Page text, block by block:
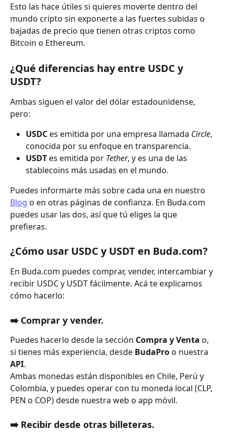
Esto las hace útiles si quieres moverte dentro del
mundo cripto sin exponerte a las fuertes subidas o
bajadas de precio que tienen otras criptos como
Bitcoin o Ethereum.
¿Qué diferencias hay entre USDC y
USDT?
Ambas siguen el valor del dólar estadounidense,
pero:
USDC es emitida por una empresa llamada Circle,
conocida por su enfoque en transparencia.
USDT es emitida por Tether, y es una de las
stablecoins más usadas en el mundo.
Puedes informarte más sobre cada una en nuestro
Blog o en otras páginas de confianza. En Buda.com
puedes usar las dos, así que tú eliges la que
prefieras.
¿Cómo usar USDC y USDT en Buda.com?
En Buda.com puedes comprar, vender, intercambiar y
recibir USDC y USDT fácilmente. Acá te explicamos
cómo hacerlo:
➡️ Comprar y vender.
Puedes hacerlo desde la sección Compra y Venta o,
si tienes más experiencia, desde BudaPro o nuestra
API.
Ambas monedas están disponibles en Chile, Perú y
Colombia, y puedes operar con tu moneda local (CLP,
PEN o COP) desde nuestra web o app móvil.
➡️ Recibir desde otras billeteras.